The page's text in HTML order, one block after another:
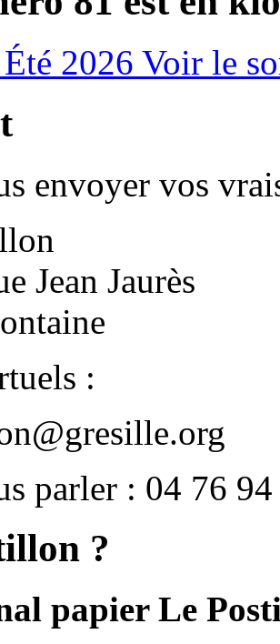
2026 Voir le
envoyer vos
Jean Jaurès
:
parler : 04 76
?
papier Le